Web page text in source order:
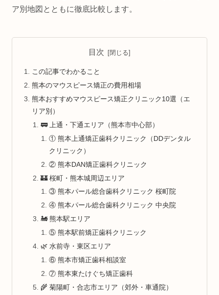
ア別地図とともに徹底比較します。
目次
この記事でわかること
熊本のマウスピース矯正の費用相場
熊本おすすめマウスピース矯正クリニック10選（エ
リア別）
🚃 上通・下通エリア（熊本市中心部）
① 熊本上通矯正歯科クリニック（DDデンタル
クリニック）
② 熊本DAN矯正歯科クリニック
🏰 桜町・熊本城周辺エリア
③ 熊本パール総合歯科クリニック 桜町院
④ 熊本パール総合歯科クリニック 中央院
🚂 熊本駅エリア
⑤ 熊本駅前矯正歯科クリニック
🌿 水前寺・東区エリア
⑥ 熊本市矯正歯科相談室
⑦ 熊本東たけぐち矯正歯科
🌾 菊陽町・合志市エリア（郊外・車通院）